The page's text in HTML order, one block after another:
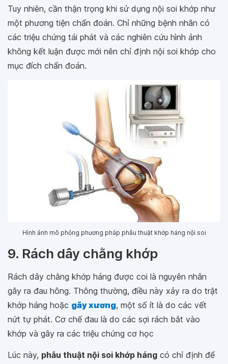
Tuy nhiên, cần thận trọng khi sử dụng nội soi khớp như
một phương tiện chẩn đoán. Chỉ những bệnh nhân có
các triệu chứng tái phát và các nghiên cứu hình ảnh
không kết luận được mới nên chỉ định nội soi khớp cho
mục đích chẩn đoán.
Hình ảnh mô phỏng phương pháp phẫu thuật khớp háng nội soi
9. Rách dây chằng khớp
Rách dây chằng khớp háng được coi là nguyên nhân
gây ra đau hông. Thông thường, điều này xảy ra do trật
khớp háng hoặc gãy xương, một số ít là do các vết
nứt tự phát. Cơ chế đau là do các sợi rách bắt vào
khớp và gây ra các triệu chứng cơ học
Lúc này, phẫu thuật nội soi khớp háng có chỉ định để